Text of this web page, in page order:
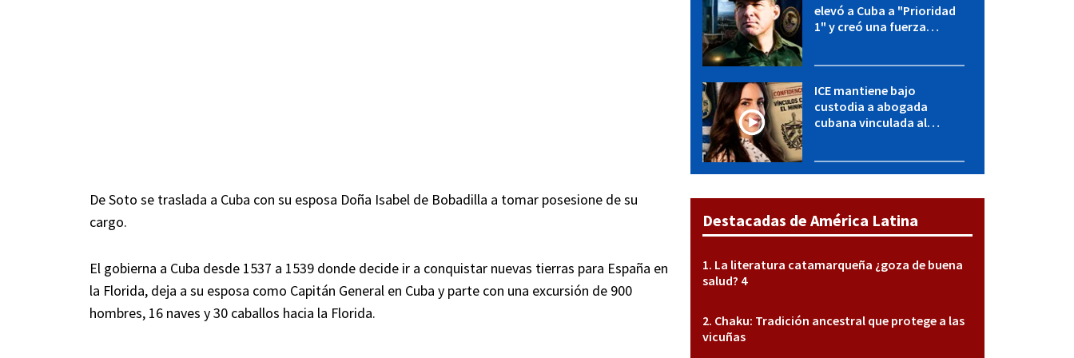
De Soto se traslada a Cuba con su esposa Doña Isabel de Bobadilla a tomar posesione de su
cargo.
El gobierna a Cuba desde 1537 a 1539 donde decide ir a conquistar nuevas tierras para España en
la Florida, deja a su esposa como Capitán General en Cuba y parte con una excursión de 900
hombres, 16 naves y 30 caballos hacia la Florida.
elevó a Cuba a "Prioridad
1" y creó una fuerza
ICE mantiene bajo
custodia a abogada
cubana vinculada al
Destacadas de América Latina
La literatura catamarqueña ¿goza de buena
salud? 4
Chaku: Tradición ancestral que protege a las
vicuñas